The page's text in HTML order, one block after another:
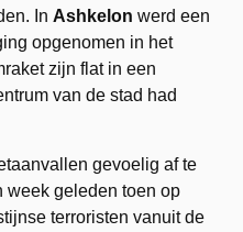
InAshkelon werd een
opgenomen in het
zijn flat in een
van de stad had
gevoelig af te
week geleden toen op
terroristen vanuit de